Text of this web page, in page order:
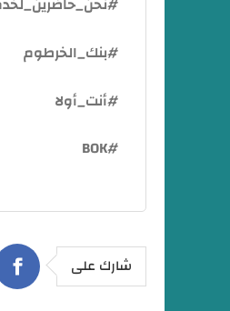
#بنك_الخرطوم
#أنت_أولا
#BOK
شارك على